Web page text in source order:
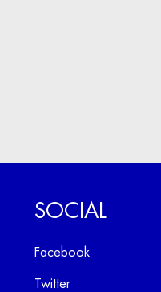
SOCIAL
Facebook
Twitter